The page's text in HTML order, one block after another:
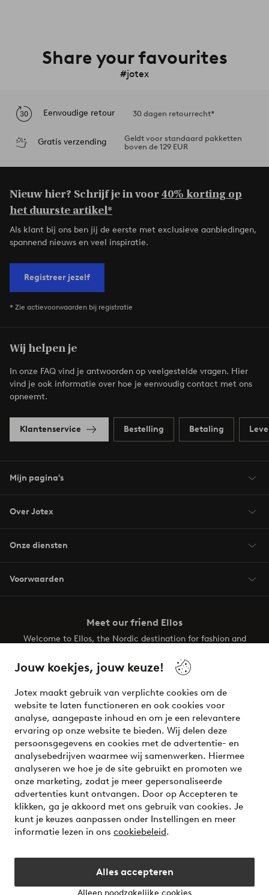
Jouw koekjes, jouw keuze!
Jotex maakt gebruik van verplichte cookies om de
website te laten functioneren en ook cookies voor
analyse, aangepaste inhoud en om je een relevantere
ervaring op onze website te bieden. Wij delen deze
persoonsgegevens en cookies met de advertentie- en
analysebedrijven waarmee wij samenwerken. Hiermee
analyseren we hoe je de site gebruikt en promoten we
onze marketing, zodat je meer gepersonaliseerde
advertenties kunt ontvangen. Door op Accepteren te
klikken, ga je akkoord met ons gebruik van cookies. Je
kunt je keuzes aanpassen onder Instellingen en meer
informatie lezen in ons cookiebeleid.
Alles accepteren
Alleen noodzakelijke cookies
Share your favourites
#jotex
Eenvoudige retour 30 dagen retourrecht*
Gratis verzending
Geldt voor standaard pakketten
boven de 129 EUR
Nieuw hier? Schrijf je in voor40% korting op
het duurste artikel*
Als klant bij ons ben jij de eerste met exclusieve aanbiedingen,
spannend nieuws en veel inspiratie.
Registreer jezelf
* Zie actievoorwaarden bij registratie
Wij helpen je
In onze FAQ vind je antwoorden op veelgestelde vragen. Hier
vind je ook informatie over hoe je eenvoudig contact met ons
opneemt.
Klantenservice Bestelling Betaling
Mijn pagina's
Over Jotex
Onze diensten
Voorwaarden
Meet our friend Ellos
Welcome to Ellos, the Nordic destination for fashion and
your wardrobe. Your next inspiring look is here!
Veilig betalen - Nu betalen of opsplitsen
Wil je meer weten over onze betaalopties?